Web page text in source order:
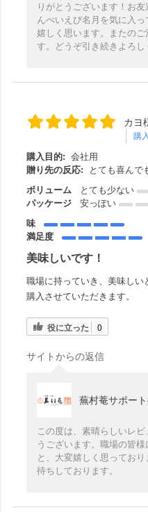
りがとうございます！お
んべいえび名月を気に入
嬉しく思います。またの
す。どうぞ引き続きよろし
カヨ
購
購入目的: 会社用
贈り先の反応:
とても喜んで
ボリューム
とても少ない
パッケージ
安っぽい
味
満足度
美味しいです！
職場に持っていき、美味しい
購入させていただきます。
役に立った 0
サイトからの返信
蕪村菴サポー
この度は、素晴らしいレ
うございます。職場の皆
と、大変嬉しく思ってお
待ちしております。